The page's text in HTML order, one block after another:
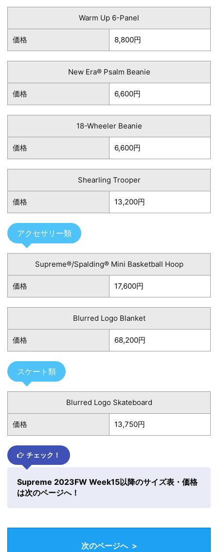
Warm Up 6-Panel
価格 8,800円
New Era® Psalm Beanie
価格 6,600円
18-Wheeler Beanie
価格 6,600円
Shearling Trooper
価格 13,200円
アクセサリー類
Supreme®/Spalding® Mini Basketball Hoop
価格 17,600円
Blurred Logo Blanket
価格 68,200円
スケート類
Blurred Logo Skateboard
価格 13,750円
チェック！
Supreme 2023FW Week15以降のサイズ表・価格
は次のページへ！
次のページへ >